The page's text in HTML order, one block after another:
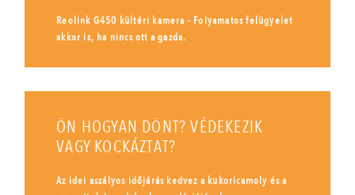
Reolink G450 kültéri kamera - Folyamatos felügyelet
akkor is, ha nincs ott a gazda.
ÖN HOGYAN DÖNT? VÉDEKEZIK
VAGY KOCKÁZTAT?
Az idei aszályos időjárás kedvez a kukoricamoly és a